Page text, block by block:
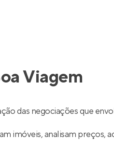
Viagem
das negociações que
imóveis, analisam preços,